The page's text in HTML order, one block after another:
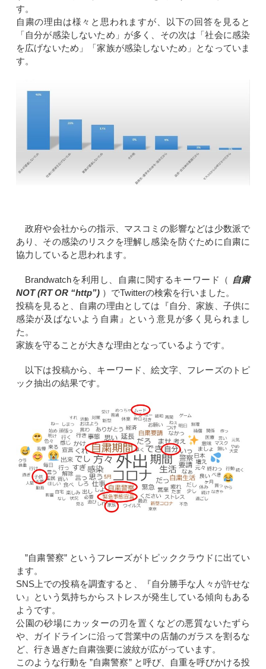
す。
自粛の理由は様々と思われますが、以下の回答を見ると
「自分が感染しないため」が多く、その次は「社会に感染
を広げないため」「家族が感染しないため」となっていま
す。
政府や会社からの指示、マスコミの影響などは少数派で
あり、その感染のリスクを理解し感染を防ぐために自粛に
協力していると思われます。
Brandwatchを利用し、自粛に関するキーワード（ 自粛
NOT (RT OR “http”) ）でTwitterの検索を行いました。
投稿を見ると、自粛の理由としては『自分、家族、子供に
感染が及ばないよう自粛』という意見が多く見られまし
た。
家族を守ることが大きな理由となっているようです。
以下は投稿から、キーワード、絵文字、フレーズのトピ
ック抽出の結果です。
”自粛警察” というフレーズがトピッククラウドに出てい
ます。
SNS上での投稿を調査すると、『自分勝手な人々が許せな
い』という気持ちからストレスが発生している傾向もある
ようです。
公園の砂場にカッターの刃を置くなどの悪質ないたずら
や、ガイドラインに沿って営業中の店舗のガラスを割るな
ど、行き過ぎた自粛強要に波紋が広がっています。
このような行動を ”自粛警察” と呼び、自重を呼びかける投